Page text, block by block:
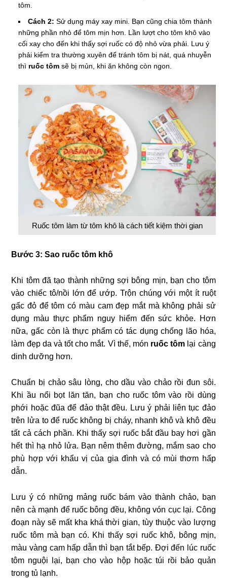
tôm.
Cách 2: Sử dụng máy xay mini. Bạn cũng chia tôm thành
những phần nhỏ để tôm mịn hơn. Lần lượt cho tôm khô vào
cối xay cho đến khi thấy sợi ruốc có độ nhỏ vừa phải. Lưu ý
phải kiểm tra thường xuyên để tránh tôm bị nát, quá nhuyễn
thì ruốc tôm sẽ bị mủn, khi ăn không còn ngon.
Ruốc tôm làm từ tôm khô là cách tiết kiệm thời gian
Bước 3: Sao ruốc tôm khô
Khi tôm đã tạo thành những sợi bông mịn, bạn cho tôm
vào chiếc tô/nồi lớn để ướp. Trộn chúng với một ít ruột
gấc đỏ để tôm có màu cam đẹp mắt mà không phải sử
dụng màu thực phẩm nguy hiểm đến sức khỏe. Hơn
nữa, gấc còn là thực phẩm có tác dụng chống lão hóa,
làm đẹp da và tốt cho mắt. Vì thế, món ruốc tôm lại càng
dinh dưỡng hơn.
Chuẩn bị chảo sâu lòng, cho dầu vào chảo rồi đun sôi.
Khi ầu nổi bọt lăn tăn, bạn cho ruốc tôm vào rồi dùng
phới hoặc đũa để đảo thật đều. Lưu ý phải liên tục đảo
trên lửa to để ruốc không bị cháy, nhanh khô và khô đều
tất cả cách phần. Khi thấy sợi ruốc bắt đầu bay hơi gần
hết thì hạ nhỏ lửa. Bạn nêm thêm đường, mắm sao cho
phù hợp với khẩu vị của gia đình và có mùi thơm hấp
dẫn.
Lưu ý có những mảng ruốc bám vào thành chảo, bạn
nên cà mạnh để ruốc bông đều, không vón cục lại. Công
đoạn này sẽ mất kha khá thời gian, tùy thuộc vào lượng
ruốc tôm mà bạn có. Khi thấy sợi ruốc khô, bông mịn,
màu vàng cam hấp dẫn thì bạn tắt bếp. Đợi đến lúc ruốc
tôm nguội lại, bạn cho vào hộp hoặc túi rồi bảo quản
trong tủ lạnh.